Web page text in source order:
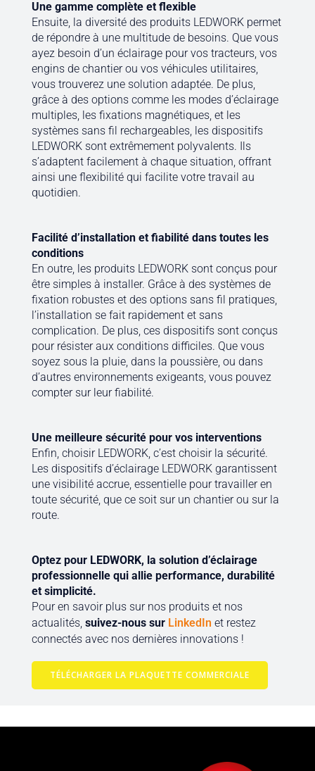
Une gamme complète et flexible
Ensuite, la diversité des produits LEDWORK permet
de répondre à une multitude de besoins. Que vous
ayez besoin d’un éclairage pour vos tracteurs, vos
engins de chantier ou vos véhicules utilitaires,
vous trouverez une solution adaptée. De plus,
grâce à des options comme les modes d’éclairage
multiples, les fixations magnétiques, et les
systèmes sans fil rechargeables, les dispositifs
LEDWORK sont extrêmement polyvalents. Ils
s’adaptent facilement à chaque situation, offrant
ainsi une flexibilité qui facilite votre travail au
quotidien.
Facilité d’installation et fiabilité dans toutes les
conditions
En outre, les produits LEDWORK sont conçus pour
être simples à installer. Grâce à des systèmes de
fixation robustes et des options sans fil pratiques,
l’installation se fait rapidement et sans
complication. De plus, ces dispositifs sont conçus
pour résister aux conditions difficiles. Que vous
soyez sous la pluie, dans la poussière, ou dans
d’autres environnements exigeants, vous pouvez
compter sur leur fiabilité.
Une meilleure sécurité pour vos interventions
Enfin, choisir LEDWORK, c’est choisir la sécurité.
Les dispositifs d’éclairage LEDWORK garantissent
une visibilité accrue, essentielle pour travailler en
toute sécurité, que ce soit sur un chantier ou sur la
route.
Optez pour LEDWORK, la solution d’éclairage
professionnelle qui allie performance, durabilité
et simplicité.
Pour en savoir plus sur nos produits et nos
actualités, suivez-nous sur LinkedIn et restez
connectés avec nos dernières innovations !
TÉLÉCHARGER LA PLAQUETTE COMMERCIALE